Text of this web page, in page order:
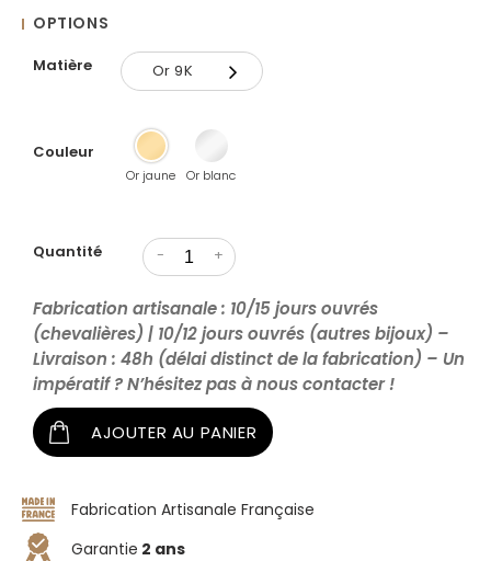
OPTIONS
Matière Or 9K
Or 18K
Couleur
Or jaune Or blanc
Quantité - +
Fabrication artisanale : 10/15 jours ouvrés
(chevalières) | 10/12 jours ouvrés (autres bijoux) –
Livraison : 48h (délai distinct de la fabrication) – Un
impératif ? N’hésitez pas à nous contacter !
AJOUTER AU PANIER
Fabrication Artisanale Française
Garantie 2 ans